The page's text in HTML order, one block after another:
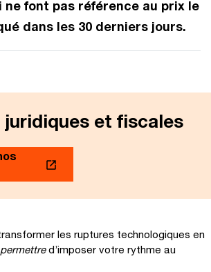
ne font pas référence au prix le
dans les 30 derniers jours.
et fiscales
les ruptures technologiques en
d’imposer votre rythme au